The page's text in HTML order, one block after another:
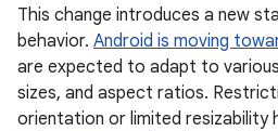
This change introduces a new
behavior. Android is moving
are expected to adapt to
sizes, and aspect ratios.
orientation or limited resizability